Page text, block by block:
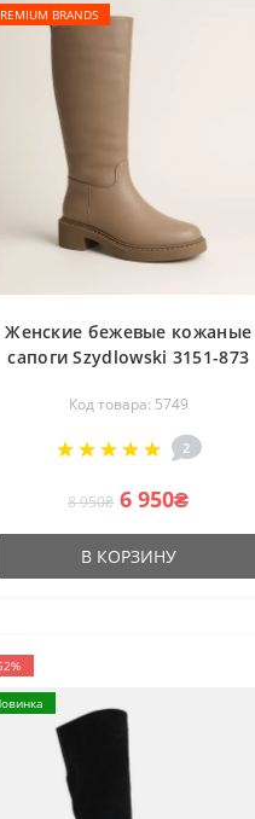
BRANDS
Женские бежевые кожаные
сапоги Szydlowski 3151-873
натуральной кожи и
шерсти от польского
бренда
Код товара: 5749
2
8 950₴ 6 950₴
В КОРЗИНУ